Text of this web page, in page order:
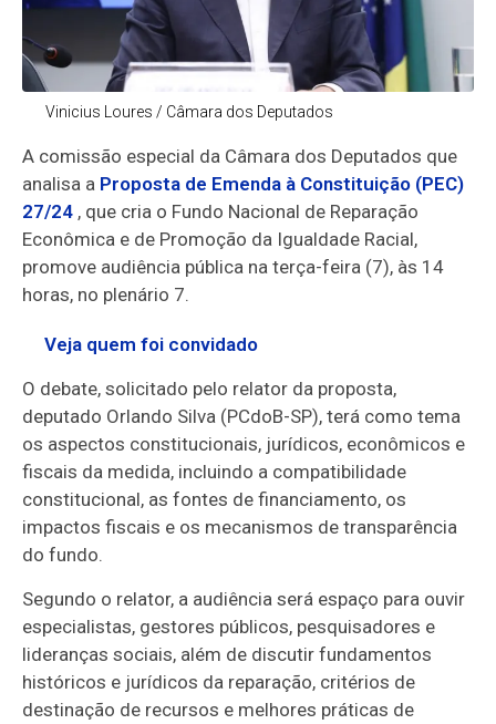
Vinicius Loures / Câmara dos Deputados
A comissão especial da Câmara dos Deputados que
analisa a Proposta de Emenda à Constituição (PEC)
27/24 , que cria o Fundo Nacional de Reparação
Econômica e de Promoção da Igualdade Racial,
promove audiência pública na terça-feira (7), às 14
horas, no plenário 7.
Veja quem foi convidado
O debate, solicitado pelo relator da proposta,
deputado Orlando Silva (PCdoB-SP), terá como tema
os aspectos constitucionais, jurídicos, econômicos e
fiscais da medida, incluindo a compatibilidade
constitucional, as fontes de financiamento, os
impactos fiscais e os mecanismos de transparência
do fundo.
Segundo o relator, a audiência será espaço para ouvir
especialistas, gestores públicos, pesquisadores e
lideranças sociais, além de discutir fundamentos
históricos e jurídicos da reparação, critérios de
destinação de recursos e melhores práticas de